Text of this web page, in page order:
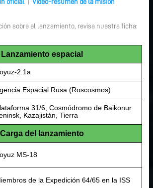
sobre el lanzamiento, revisa nuestra ficha:
Lanzamiento espacial
2.1a
Espacial Rusa (Roscosmos)
31/6, Cosmódromo de Baikonur
Kazajistán, Tierra
Carga del lanzamiento
MS-18
de la Expedición 64/65 en la ISS